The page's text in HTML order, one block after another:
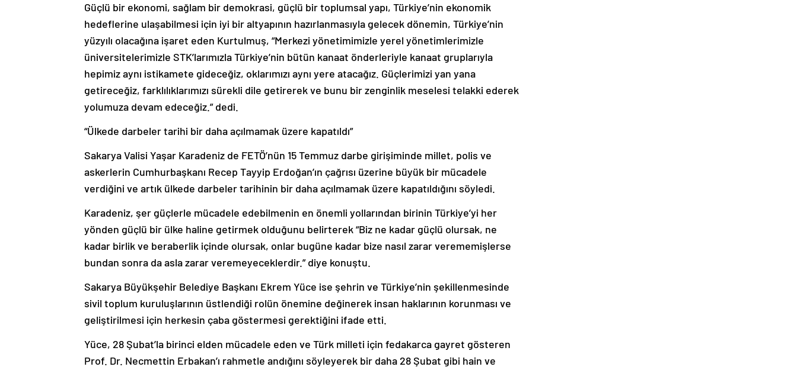
Güçlü bir ekonomi, sağlam bir demokrasi, güçlü bir toplumsal yapı, Türkiye’nin ekonomik
hedeflerine ulaşabilmesi için iyi bir altyapının hazırlanmasıyla gelecek dönemin, Türkiye’nin
yüzyılı olacağına işaret eden Kurtulmuş, “Merkezi yönetimimizle yerel yönetimlerimizle
üniversitelerimizle STK’larımızla Türkiye’nin bütün kanaat önderleriyle kanaat gruplarıyla
hepimiz aynı istikamete gideceğiz, oklarımızı aynı yere atacağız. Güçlerimizi yan yana
getireceğiz, farklılıklarımızı sürekli dile getirerek ve bunu bir zenginlik meselesi telakki ederek
yolumuza devam edeceğiz.” dedi.
“Ülkede darbeler tarihi bir daha açılmamak üzere kapatıldı”
Sakarya Valisi Yaşar Karadeniz de FETÖ’nün 15 Temmuz darbe girişiminde millet, polis ve
askerlerin Cumhurbaşkanı Recep Tayyip Erdoğan’ın çağrısı üzerine büyük bir mücadele
verdiğini ve artık ülkede darbeler tarihinin bir daha açılmamak üzere kapatıldığını söyledi.
Karadeniz, şer güçlerle mücadele edebilmenin en önemli yollarından birinin Türkiye’yi her
yönden güçlü bir ülke haline getirmek olduğunu belirterek “Biz ne kadar güçlü olursak, ne
kadar birlik ve beraberlik içinde olursak, onlar bugüne kadar bize nasıl zarar verememişlerse
bundan sonra da asla zarar veremeyeceklerdir.” diye konuştu.
Sakarya Büyükşehir Belediye Başkanı Ekrem Yüce ise şehrin ve Türkiye’nin şekillenmesinde
sivil toplum kuruluşlarının üstlendiği rolün önemine değinerek insan haklarının korunması ve
geliştirilmesi için herkesin çaba göstermesi gerektiğini ifade etti.
Yüce, 28 Şubat’la birinci elden mücadele eden ve Türk milleti için fedakarca gayret gösteren
Prof. Dr. Necmettin Erbakan’ı rahmetle andığını söyleyerek bir daha 28 Şubat gibi hain ve